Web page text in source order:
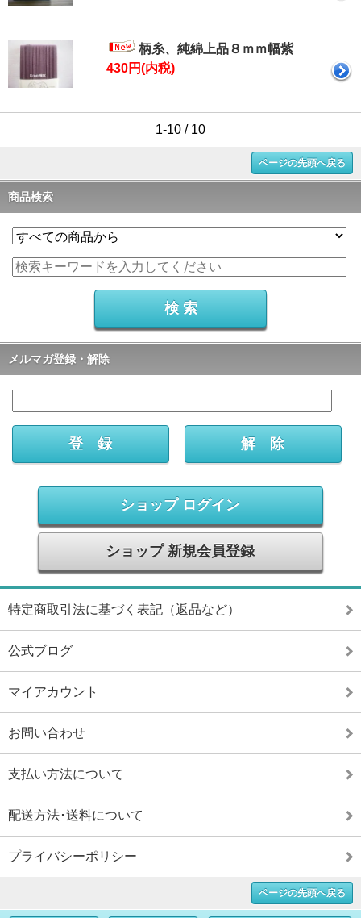
柄糸、純綿上品８ｍｍ幅紫
430円(内税)
1-10 / 10
ページの先頭へ戻る
商品検索
メルマガ登録・解除
ショップ ログイン
ショップ 新規会員登録
特定商取引法に基づく表記（返品など）
公式ブログ
マイアカウント
お問い合わせ
支払い方法について
配送方法･送料について
プライバシーポリシー
ページの先頭へ戻る